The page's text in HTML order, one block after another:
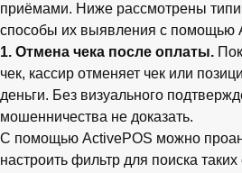
приёмами. Ниже рассмотрены
способы их выявления с помощью
1. Отмена чека после оплаты.
чек, кассир отменяет чек или
деньги. Без визуального
мошенничества не доказать.
С помощью ActivePOS можно
настроить фильтр для поиска таких